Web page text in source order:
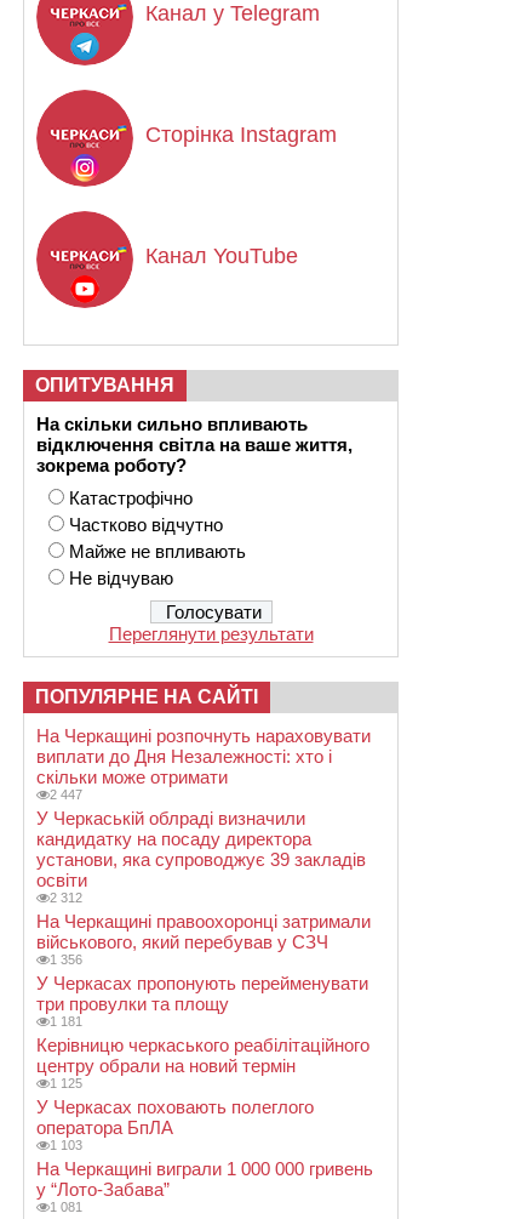
Канал у Telegram
Сторінка Instagram
Канал YouTube
ОПИТУВАННЯ
На скільки сильно впливають
відключення світла на ваше життя,
зокрема роботу?
Катастрофічно
Частково відчутно
Майже не впливають
Не відчуваю
Переглянути результати
ПОПУЛЯРНЕ НА САЙТІ
На Черкащині розпочнуть нараховувати
виплати до Дня Незалежності: хто і
скільки може отримати
2 447
У Черкаській облраді визначили
кандидатку на посаду директора
установи, яка супроводжує 39 закладів
освіти
2 312
На Черкащині правоохоронці затримали
військового, який перебував у СЗЧ
1 356
У Черкасах пропонують перейменувати
три провулки та площу
1 181
Керівницю черкаського реабілітаційного
центру обрали на новий термін
1 125
У Черкасах поховають полеглого
оператора БпЛА
1 103
На Черкащині виграли 1 000 000 гривень
у “Лото-Забава”
1 081